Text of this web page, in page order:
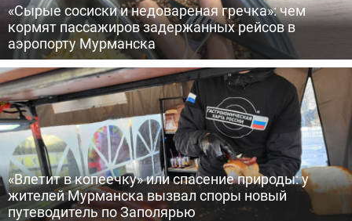
«Сырые сосиски и недовареная гречка»: чем
кормят пассажиров задержанных рейсов в
аэропорту Мурманска
«Влетит в копеечку» или спасение природы: у
жителей Мурманска вызвал споры новый
путеводитель по Заполярью